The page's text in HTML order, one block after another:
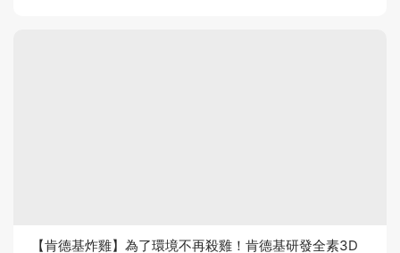
【肯德基炸雞】為了環境不再殺雞！肯德基研發全素3D